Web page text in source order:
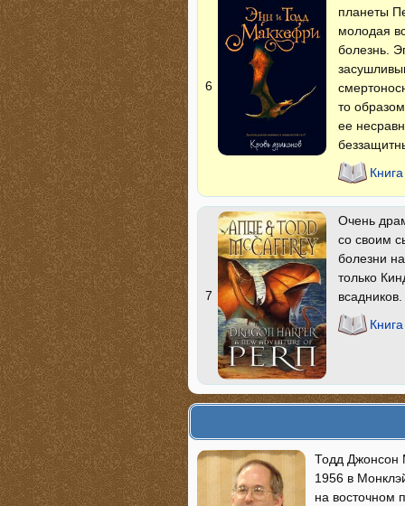
6
планеты
молодая
болезнь.
то
ее
7
Очень
со своим
болезни
только
всадников.
Тодд Джонсон
1956 в
на восточном